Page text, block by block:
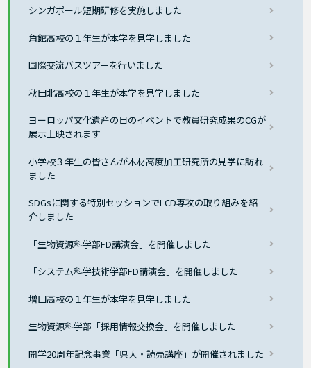
シンガポール短期研修を実施しました
角館高校の１年生が本学を見学しました
国際交流バスツアーを行いました
秋田北高校の１年生が本学を見学しました
ヨーロッパ文化遺産の日のイベントで教員研究成果のCGが
展示上映されます
小学校３年生の皆さんが木材高度加工研究所の見学に訪れ
ました
SDGsに関する特別セッションでLCD専攻の取り組みを紹
介しました
「生物資源科学部FD講演会」を開催しました
「システム科学技術学部FD講演会」を開催しました
増田高校の１年生が本学を見学しました
生物資源科学部「採用情報交換会」を開催しました
開学20周年記念事業「県大・読売講座」が開催されました